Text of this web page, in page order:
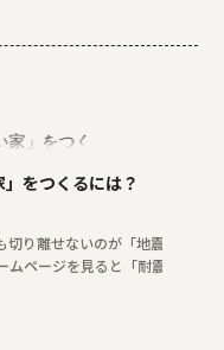
くるには？
ないのが「地震への備
を見ると「耐震最高等